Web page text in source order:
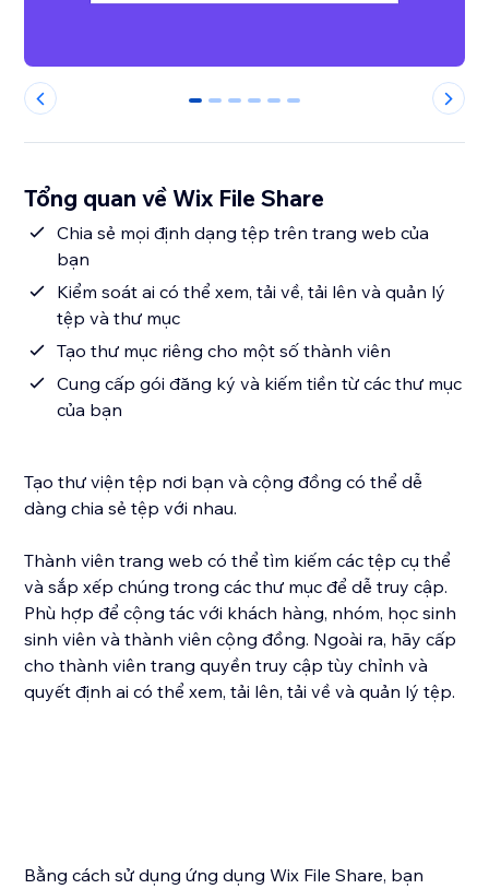
0 1 2 3 4 5
Tổng quan về Wix File Share
Chia sẻ mọi định dạng tệp trên trang web của
bạn
Kiểm soát ai có thể xem, tải về, tải lên và quản lý
tệp và thư mục
Tạo thư mục riêng cho một số thành viên
Cung cấp gói đăng ký và kiếm tiền từ các thư mục
của bạn
Tạo thư viện tệp nơi bạn và cộng đồng có thể dễ
dàng chia sẻ tệp với nhau.
Thành viên trang web có thể tìm kiếm các tệp cụ thể
và sắp xếp chúng trong các thư mục để dễ truy cập.
Phù hợp để cộng tác với khách hàng, nhóm, học sinh
sinh viên và thành viên cộng đồng. Ngoài ra, hãy cấp
cho thành viên trang quyền truy cập tùy chỉnh và
quyết định ai có thể xem, tải lên, tải về và quản lý tệp.
Bằng cách sử dụng ứng dụng Wix File Share, bạn